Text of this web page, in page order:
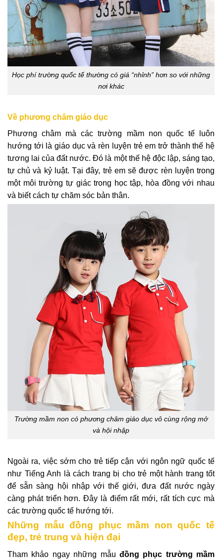
Học phí trường quốc tế thường có giá “nhỉnh” hơn so với những
nơi khác
Về phương châm giáo dục
Phương châm mà các trường mầm non quốc tế luôn
hướng tới là giáo dục và rèn luyện trẻ em trở thành thế hệ
tương lai của đất nước. Đó là một thế hệ độc lập, sáng tạo,
tự chủ và kỷ luật. Tại đây, trẻ em sẽ được rèn luyện trong
một môi trường tự giác trong học tập, hòa đồng với nhau
và biết cách tự chăm sóc bản thân.
Trường mầm non có phương châm giáo dục vô cùng rộng mở
và hội nhập
Ngoài ra, việc sớm cho trẻ tiếp cận với ngôn ngữ quốc tế
như Tiếng Anh là cách trang bị cho trẻ một hành trang tốt
để sẵn sàng hội nhập với thế giới, đưa đất nước ngày
càng phát triển hơn. Đây là điểm rất mới, rất tích cực mà
các trường quốc tế hướng tới.
Những mẫu đồng phục mầm non quốc tế
đẹp, trẻ trung và hiện đại
Tham khảo ngay những mẫu đồng phục trường mầm